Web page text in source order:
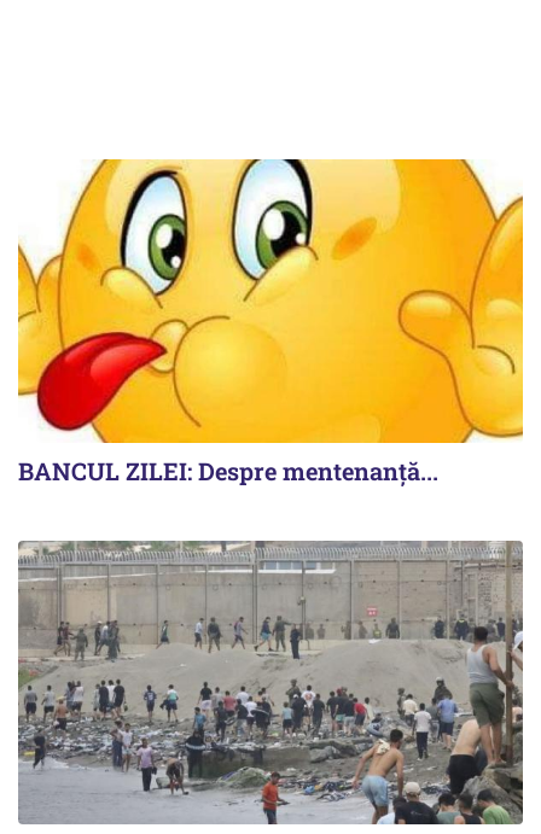
BANCUL ZILEI: Despre mentenanță...